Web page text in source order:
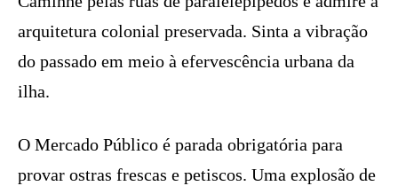
arquitetura colonial preservada. Sinta a vibração
do passado em meio à efervescência urbana da
ilha.
O Mercado Público é parada obrigatória para
provar ostras frescas e petiscos. Uma explosão de